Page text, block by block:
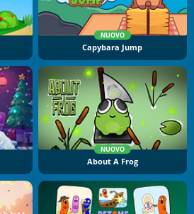
NUOVO
Capybara Jump
NUOVO
About A Frog